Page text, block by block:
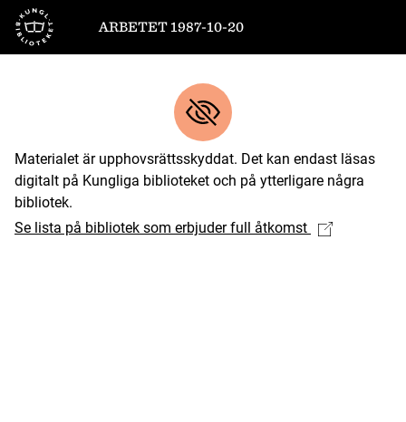
Till startsidan
ARBETET 1987-10-20
Materialet är upphovsrättsskyddat. Det kan endast läsas
digitalt på Kungliga biblioteket och på ytterligare några
bibliotek.
Se lista på bibliotek som erbjuder full åtkomst